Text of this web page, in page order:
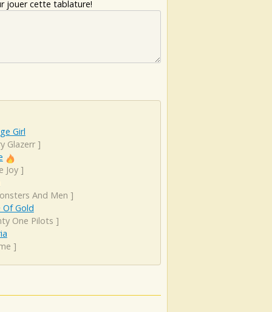
jouer cette tablature!
Girl
Glazerr]
Joy]
And Men ]
Of Gold
One Pilots ]
]